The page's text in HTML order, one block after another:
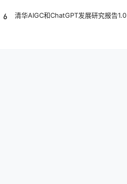
6 清华AIGC和ChatGPT发展研究报告1.0